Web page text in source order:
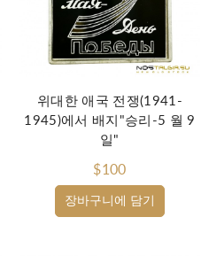
장바구니에 담기
위대한 애국 전쟁(1941-
1945)에서 배지"승리-5 월 9
일"
$100